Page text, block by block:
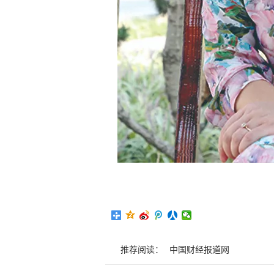
推荐阅读： 中国财经报道网